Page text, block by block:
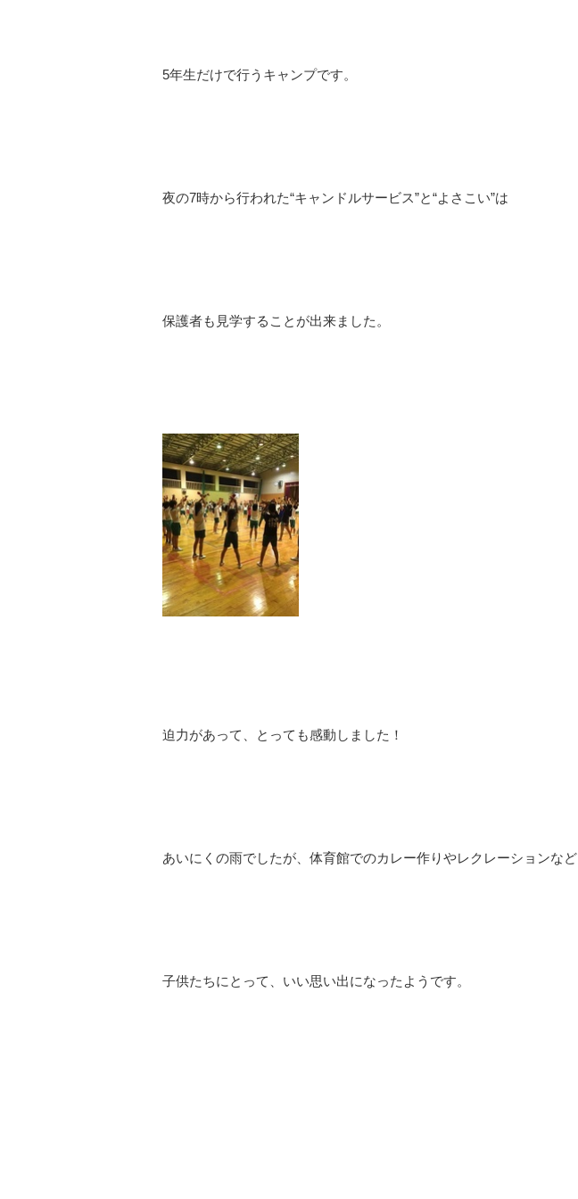
5年生だけで行うキャンプです。
夜の7時から行われた“キャンドルサービス”と“よさこい”は
保護者も見学することが出来ました。
迫力があって、とっても感動しました！
あいにくの雨でしたが、体育館でのカレー作りやレクレーションなど
子供たちにとって、いい思い出になったようです。